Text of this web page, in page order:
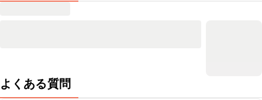
よくある質問